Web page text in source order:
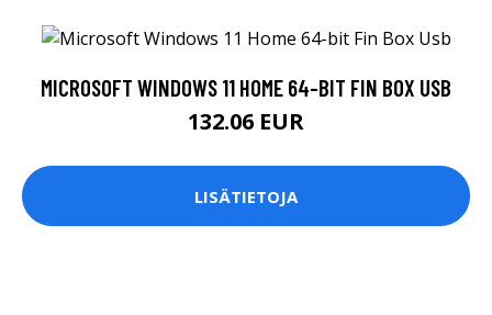
MICROSOFT WINDOWS 11 HOME 64-BIT FIN BOX USB
132.06 EUR
LISÄTIETOJA